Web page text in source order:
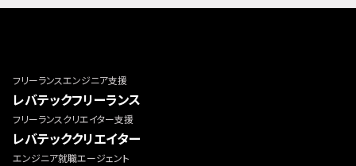
フリーランスエンジニア支援
レバテックフリーランス
フリーランスクリエイター支援
レバテッククリエイター
エンジニア就職エージェント